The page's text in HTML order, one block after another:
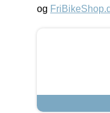
og